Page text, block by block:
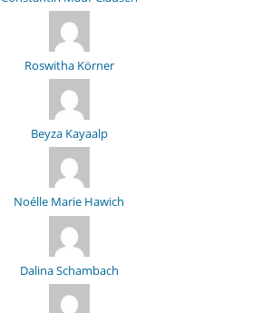
Roswitha Körner
Beyza Kayaalp
Noélle Marie Hawich
Dalina Schambach